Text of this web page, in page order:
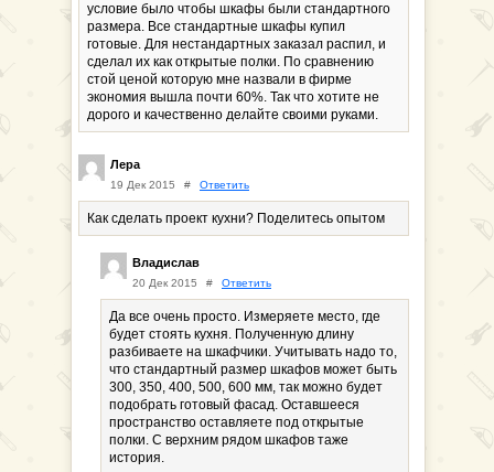
условие было чтобы шкафы были стандартного
размера. Все стандартные шкафы купил
готовые. Для нестандартных заказал распил, и
сделал их как открытые полки. По сравнению
стой ценой которую мне назвали в фирме
экономия вышла почти 60%. Так что хотите не
дорого и качественно делайте своими руками.
Лера
19 Дек 2015 # Ответить
Как сделать проект кухни? Поделитесь опытом
Владислав
20 Дек 2015 # Ответить
Да все очень просто. Измеряете место, где
будет стоять кухня. Полученную длину
разбиваете на шкафчики. Учитывать надо то,
что стандартный размер шкафов может быть
300, 350, 400, 500, 600 мм, так можно будет
подобрать готовый фасад. Оставшееся
пространство оставляете под открытые
полки. С верхним рядом шкафов таже
история.